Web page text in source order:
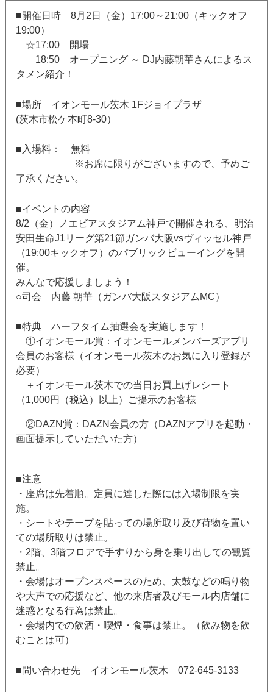
■開催日時 8月2日（金）17:00～21:00（キックオフ
19:00）
☆17:00 開場
18:50 オープニング ～ DJ内藤朝華さんによるス
タメン紹介！
■場所 イオンモール茨木 1Fジョイプラザ
(茨木市松ケ本町8-30）
■入場料： 無料
※お席に限りがございますので、予めご
了承ください。
■イベントの内容
8/2（金）ノエビアスタジアム神戸で開催される、明治
安田生命J1リーグ第21節ガンバ大阪vsヴィッセル神戸
（19:00キックオフ）のパブリックビューイングを開
催。
みんなで応援しましょう！
○司会 内藤 朝華（ガンバ大阪スタジアムMC）
■特典 ハーフタイム抽選会を実施します！
①イオンモール賞：イオンモールメンバーズアプリ
会員のお客様（イオンモール茨木のお気に入り登録が
必要）
＋イオンモール茨木での当日お買上げレシート
（1,000円（税込）以上）ご提示のお客様
②DAZN賞：DAZN会員の方（DAZNアプリを起動・
画面提示していただいた方）
■注意
・座席は先着順。定員に達した際には入場制限を実
施。
・シートやテープを貼っての場所取り及び荷物を置い
ての場所取りは禁止。
・2階、3階フロアで手すりから身を乗り出しての観覧
禁止。
・会場はオープンスペースのため、太鼓などの鳴り物
や大声での応援など、他の来店者及びモール内店舗に
迷惑となる行為は禁止。
・会場内での飲酒・喫煙・食事は禁止。（飲み物を飲
むことは可）
■問い合わせ先 イオンモール茨木 072-645-3133